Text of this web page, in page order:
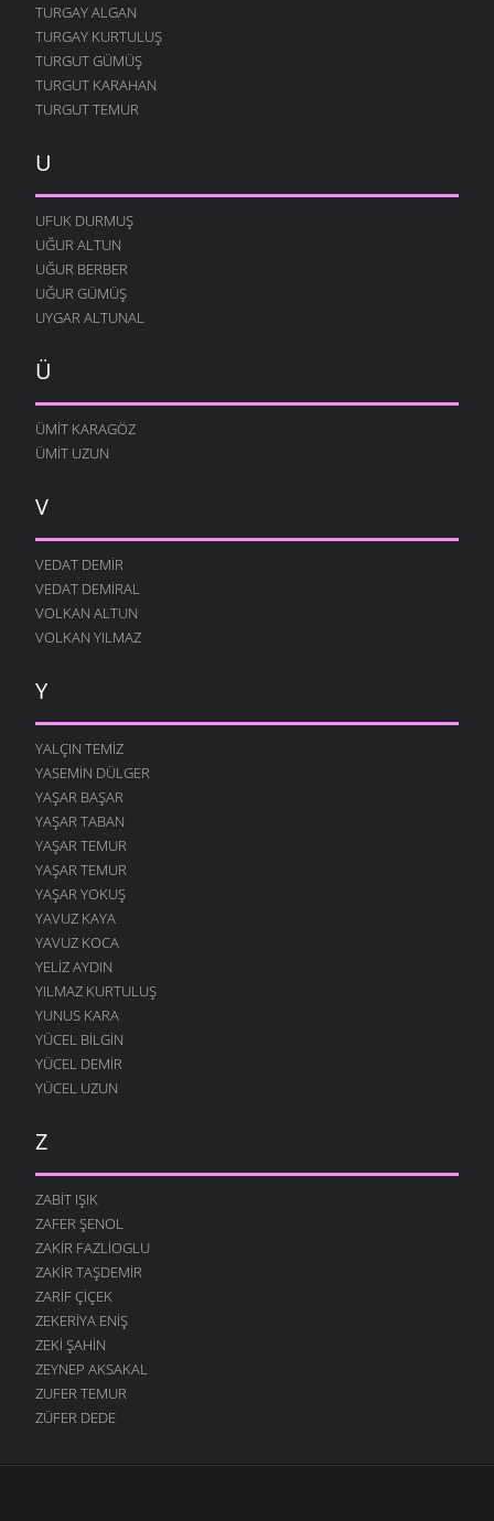
TURGAY ALGAN
TURGAY KURTULUŞ
TURGUT GÜMÜŞ
TURGUT KARAHAN
TURGUT TEMUR
U
UFUK DURMUŞ
UĞUR ALTUN
UĞUR BERBER
UĞUR GÜMÜŞ
UYGAR ALTUNAL
Ü
ÜMIT KARAGÖZ
ÜMIT UZUN
V
VEDAT DEMIR
VEDAT DEMIRAL
VOLKAN ALTUN
VOLKAN YILMAZ
Y
YALÇIN TEMIZ
YASEMIN DÜLGER
YAŞAR BAŞAR
YAŞAR TABAN
YAŞAR TEMUR
YAŞAR TEMUR
YAŞAR YOKUŞ
YAVUZ KAYA
YAVUZ KOCA
YELIZ AYDIN
YILMAZ KURTULUŞ
YUNUS KARA
YÜCEL BILGIN
YÜCEL DEMIR
YÜCEL UZUN
Z
ZABIT IŞIK
ZAFER ŞENOL
ZAKIR FAZLIOGLU
ZAKIR TAŞDEMIR
ZARIF ÇIÇEK
ZEKERIYA ENIŞ
ZEKI ŞAHIN
ZEYNEP AKSAKAL
ZUFER TEMUR
ZÜFER DEDE